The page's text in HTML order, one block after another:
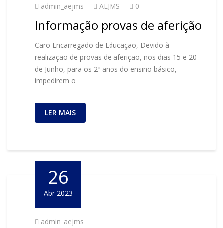
admin_aejms AEJMS 0
Informação provas de aferição
Caro Encarregado de Educação, Devido à
realização de provas de aferição, nos dias 15 e 20
de Junho, para os 2º anos do ensino básico,
impedirem o
LER MAIS
26
Abr 2023
admin_aejms